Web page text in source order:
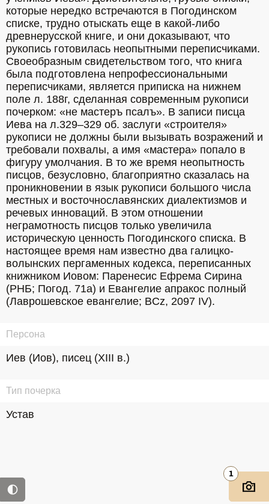
которые нередко встречаются в Погодинском
списке, трудно отыскать еще в какой-либо
древнерусской книге, и они доказывают, что
рукопись готовилась неопытными переписчиками.
Своеобразным свидетельством того, что книга
была подготовлена непрофессиональными
переписчиками, является приписка на нижнем
поле л. 188г, сделанная современным рукописи
почерком: «не мастеръ псалъ». В записи писца
Иева на л.329–329 об. заслуги «строителя»
рукописи не должны были вызывать возражений и
требовали похвалы, а имя «мастера» попало в
фигуру умолчания. В то же время неопытность
писцов, безусловно, благоприятно сказалась на
проникновении в язык рукописи большого числа
местных и восточнославянских диалектизмов и
речевых инноваций. В этом отношении
неграмотность писцов только увеличила
историческую ценность Погодинского списка. В
настоящее время нам известно два галицко-
волынских пергаменных кодекса, переписанных
книжником Иовом: Паренесис Ефрема Сирина
(РНБ; Погод. 71а) и Евангелие апракос полный
(Лаврошевское евангелие; BCz, 2097 IV).
Персона
Иев (Иов), писец (XIII в.)
Тип почерка
Устав
1